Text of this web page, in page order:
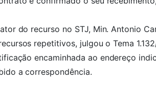
do recurso no STJ, Min. Antonio
repetitivos, julgou o Tema
encaminhada ao endereço
a correspondência.